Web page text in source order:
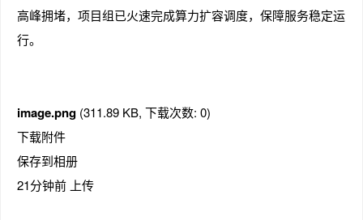
高峰拥堵，项目组已火速完成算力扩容调度，保障服务稳定运
行。
image.png (311.89 KB, 下载次数: 0)
下载附件
保存到相册
21分钟前 上传